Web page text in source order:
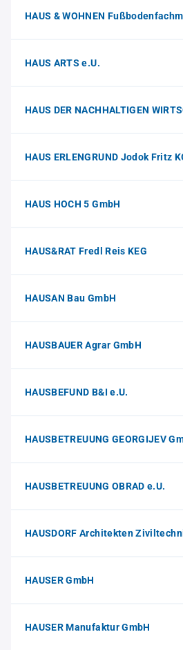
HAUS & WOHNEN
HAUS ARTS e.U.
HAUS DER NACHHALTIGEN
HAUS ERLENGRUND Jodok Fritz
HAUS HOCH 5 GmbH
HAUS&RAT Fredl Reis KEG
HAUSAN Bau GmbH
HAUSBAUER Agrar GmbH
HAUSBEFUND B&I e.U.
HAUSBETREUUNG GEORGIJEV
HAUSBETREUUNG OBRAD e.U.
HAUSDORF Architekten
HAUSER GmbH
HAUSER Manufaktur GmbH